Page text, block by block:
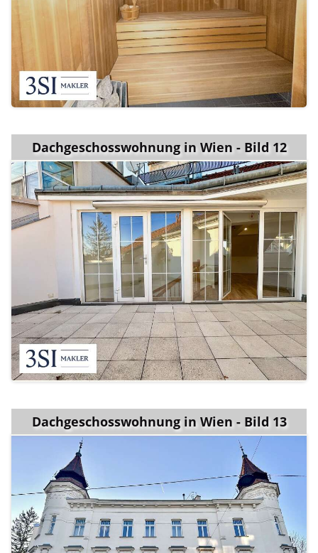
Dachgeschosswohnung in Wien - Bild 12
Dachgeschosswohnung in Wien - Bild 13